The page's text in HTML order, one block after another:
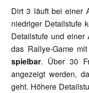
Dirt 3 läuft bei einer
niedriger Detailstufe
Detailstufe und
das Rallye-Game
spielbar. Über 30
angezeigt werden,
geht. Höhere